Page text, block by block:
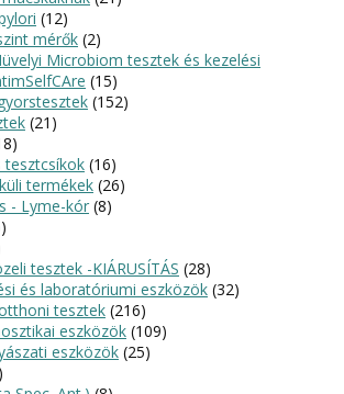
(12)
mérők (2)
Microbiom tesztek és kezelési
(15)
(152)
(21)
tesztcsíkok (16)
termékek (26)
- Lyme-kór (8)
tesztek -KIÁRUSÍTÁS (28)
és laboratóriumi eszközök (32)
tesztek (216)
eszközök (109)
eszközök (25)